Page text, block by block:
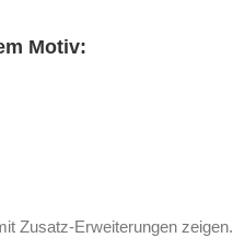
Motiv:
Zusatz-Erweiterungen zeigen.